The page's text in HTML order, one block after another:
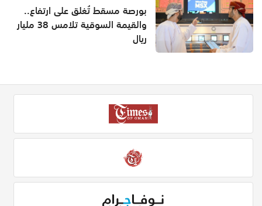
بورصة مسقط تُغلق على ارتفاع..
والقيمة السوقية تلامس 38 مليار
ريال